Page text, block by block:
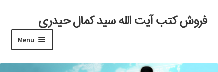
Skip
to
Skip
to
فروش کتب آیت الله سید کمال حیدری
Menu
خانه